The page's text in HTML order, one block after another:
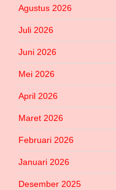
Agustus 2026
Juli 2026
Juni 2026
Mei 2026
April 2026
Maret 2026
Februari 2026
Januari 2026
Desember 2025